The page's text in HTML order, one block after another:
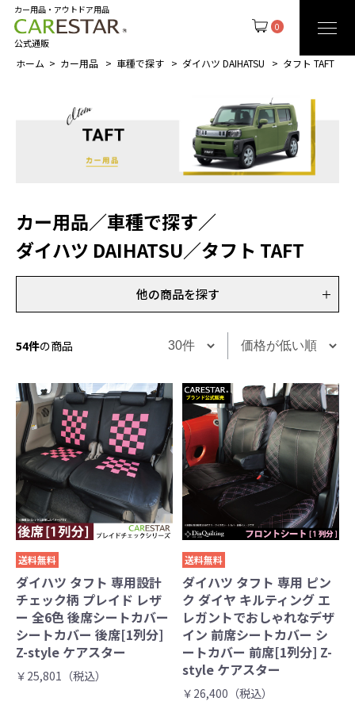
0
カー用品・アウトドア用品
公式通販
ホーム カー用品 車種で探す ダイハツ DAIHATSU タフト TAFT
カー用品／車種で探す／
ダイハツ DAIHATSU／タフト TAFT
他の商品を探す
54件の商品
送料無料
ダイハツ タフト 専用設計
チェック柄 プレイド レザ
ー 全6色 後席シートカバー
シートカバー 後席[1列分]
Z-style ケアスター
￥25,801（税込）
送料無料
ダイハツ タフト 専用 ピン
ク ダイヤ キルティング エ
レガントでおしゃれなデザ
イン 前席シートカバー シ
ートカバー 前席[1列分] Z-
style ケアスター
￥26,400（税込）